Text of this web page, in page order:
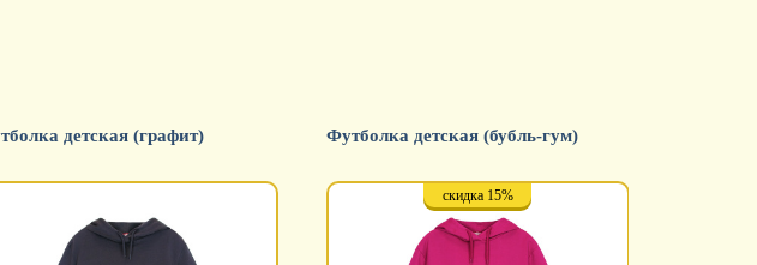
детская (графит) Футболка детская (бубль-гум)
скидка 15%